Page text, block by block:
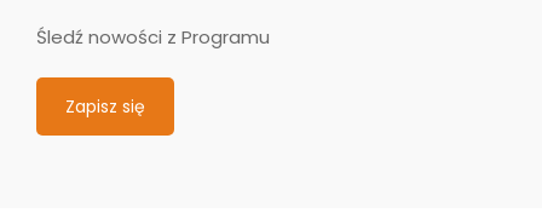
Śledź nowości z Programu
Zapisz się